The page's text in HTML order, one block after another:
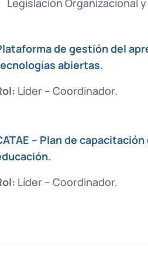
Legislación Organizacional
de gestión del
abiertas.
Líder – Coordinador.
– Plan de
.
Líder – Coordinador.